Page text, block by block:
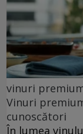
vinuri
Vinuri
cunoscători
În lumea